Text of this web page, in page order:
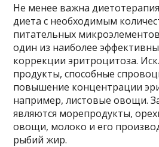
Не менее важна
диета с необходимым
питательных
один из наиболее
коррекции эритроцитоза.
продукты, способные
повышение концентрации
например, листовые овощи.
являются морепродукты,
овощи, молоко и его
рыбий жир.